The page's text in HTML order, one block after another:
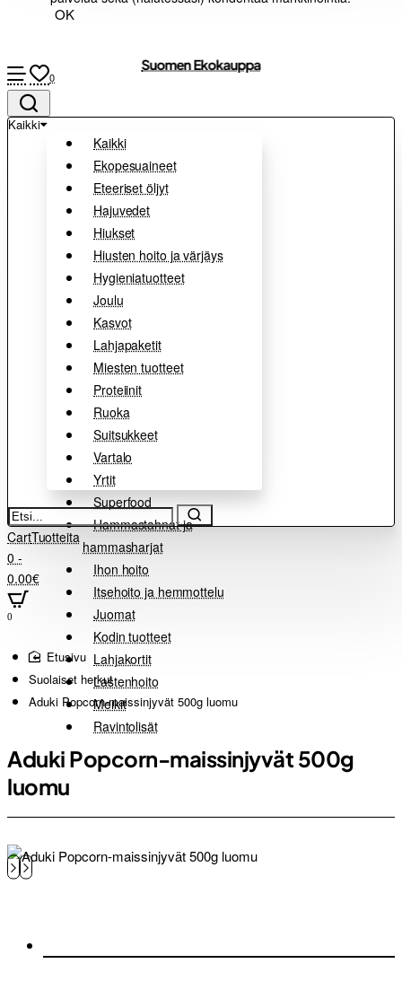
OK
Suomen Ekokauppa
0
Kaikki
Kaikki
Ekopesuaineet
Eteeriset öljyt
Hajuvedet
Hiukset
Hiusten hoito ja värjäys
Hygieniatuotteet
Joulu
Kasvot
Lahjapaketit
Miesten tuotteet
Proteiinit
Ruoka
Suitsukkeet
Vartalo
Yrtit
Superfood
Hammastahnat ja
hammasharjat
Ihon hoito
Itsehoito ja hemmottelu
Juomat
Kodin tuotteet
Lahjakortit
Lastenhoito
Meikit
Ravintolisät
Etsi...
CartTuotteita
0 -
0.00€
0
home
Suolaiset herkut
Aduki Popcorn-maissinjyvät 500g luomu
Aduki Popcorn-maissinjyvät 500g
luomu